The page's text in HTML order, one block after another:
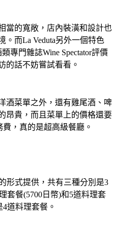
當的寬敞，店內裝潢和設計也
。而La Veduta另外一個特色
專門雜誌Wine Spectator評價
的話不妨嘗試看看。
酒菜單之外，還有雞尾酒、啤
昂貴，而且菜單上的價格還要
，真的是超高級餐廳。
形式提供，共有三種分別是3
套餐(5700日幣)和5道料理套
道料理套餐。